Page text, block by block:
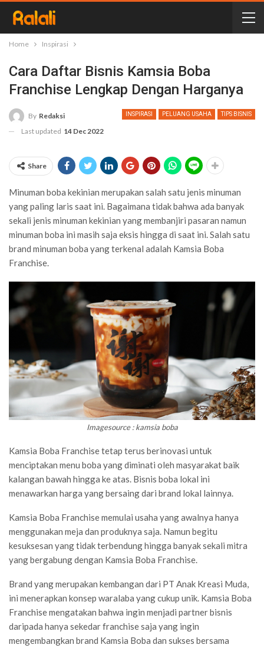
Home Inspirasi
Cara Daftar Bisnis Kamsia Boba
Franchise Lengkap Dengan Harganya
INSPIRASI PELUANG USAHA TIPS BISNIS
By Redaksi
Last updated 14 Dec 2022
Share
Minuman boba kekinian merupakan salah satu jenis minuman
yang paling laris saat ini. Bagaimana tidak bahwa ada banyak
sekali jenis minuman kekinian yang membanjiri pasaran namun
minuman boba ini masih saja eksis hingga di saat ini. Salah satu
brand minuman boba yang terkenal adalah Kamsia Boba
Franchise.
Imagesource : kamsia boba
Kamsia Boba Franchise tetap terus berinovasi untuk
menciptakan menu boba yang diminati oleh masyarakat baik
kalangan bawah hingga ke atas. Bisnis boba lokal ini
menawarkan harga yang bersaing dari brand lokal lainnya.
Kamsia Boba Franchise memulai usaha yang awalnya hanya
menggunakan meja dan produknya saja. Namun begitu
kesuksesan yang tidak terbendung hingga banyak sekali mitra
yang bergabung dengan Kamsia Boba Franchise.
Brand yang merupakan kembangan dari PT Anak Kreasi Muda,
ini menerapkan konsep waralaba yang cukup unik. Kamsia Boba
Franchise mengatakan bahwa ingin menjadi partner bisnis
daripada hanya sekedar franchise saja yang ingin
mengembangkan brand Kamsia Boba dan sukses bersama